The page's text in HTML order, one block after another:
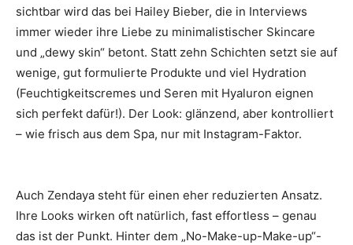
sichtbar wird das bei Hailey Bieber, die in Interviews
immer wieder ihre Liebe zu minimalistischer Skincare
und „dewy skin“ betont. Statt zehn Schichten setzt sie auf
wenige, gut formulierte Produkte und viel Hydration
(Feuchtigkeitscremes und Seren mit Hyaluron eignen
sich perfekt dafür!). Der Look: glänzend, aber kontrolliert
– wie frisch aus dem Spa, nur mit Instagram-Faktor.
Auch Zendaya steht für einen eher reduzierten Ansatz.
Ihre Looks wirken oft natürlich, fast effortless – genau
das ist der Punkt. Hinter dem „No-Make-up-Make-up“-